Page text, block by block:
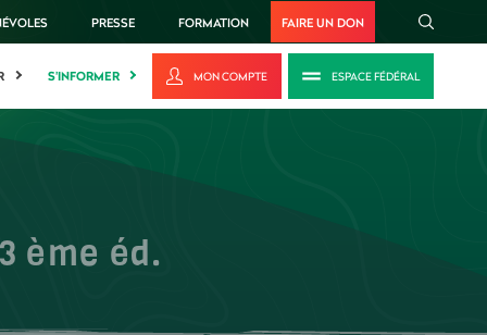
PRESSE FORMATION FAIRE UN DON
S'INFORMER MON COMPTE ESPACE FÉDÉRAL
ème éd.